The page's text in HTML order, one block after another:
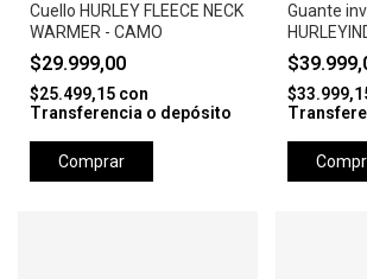
Cuello HURLEY FLEECE NECK
WARMER - CAMO
$29.999,00
$25.499,15 con
Transferencia o depósito
Comprar
Guante